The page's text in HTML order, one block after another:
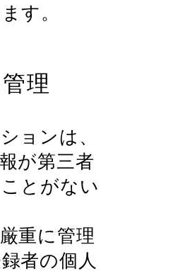
す。
理
ョンは、
が第三者
とがない
重に管理
者の個人